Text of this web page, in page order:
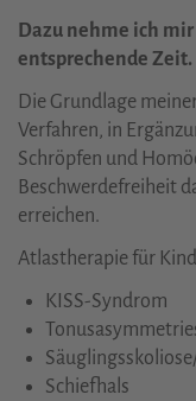
Dazu nehme ich
entsprechende Zeit.
Die Grundlage
Verfahren, in
Schröpfen und
Beschwerdefreiheit
erreichen.
Atlastherapie für
KISS-Syndrom
Schiefhals